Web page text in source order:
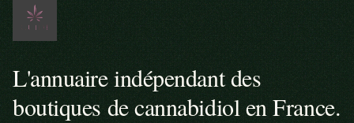
L'annuaire indépendant des
boutiques de cannabidiol en France.